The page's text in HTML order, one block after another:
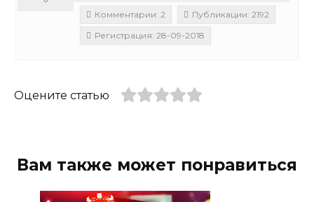
Комментарии: 2
Публикации: 2192
Регистрация: 28-09-2018
Оцените статью
Вам также может понравиться